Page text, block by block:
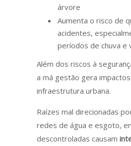
árvore
Aumenta o risco de
acidentes,
períodos de chuva e
Além dos riscos à
a má gestão gera
infraestrutura urbana.
Raízes mal direcionadas
redes de água e esgoto,
descontroladas causam